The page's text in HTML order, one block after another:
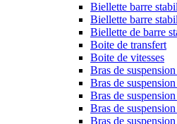
Biellette barre
Biellette barre
Biellette de barre
Boite de transfert
Boite de vitesses
Bras de
Bras de
Bras de
Bras de
Bras de